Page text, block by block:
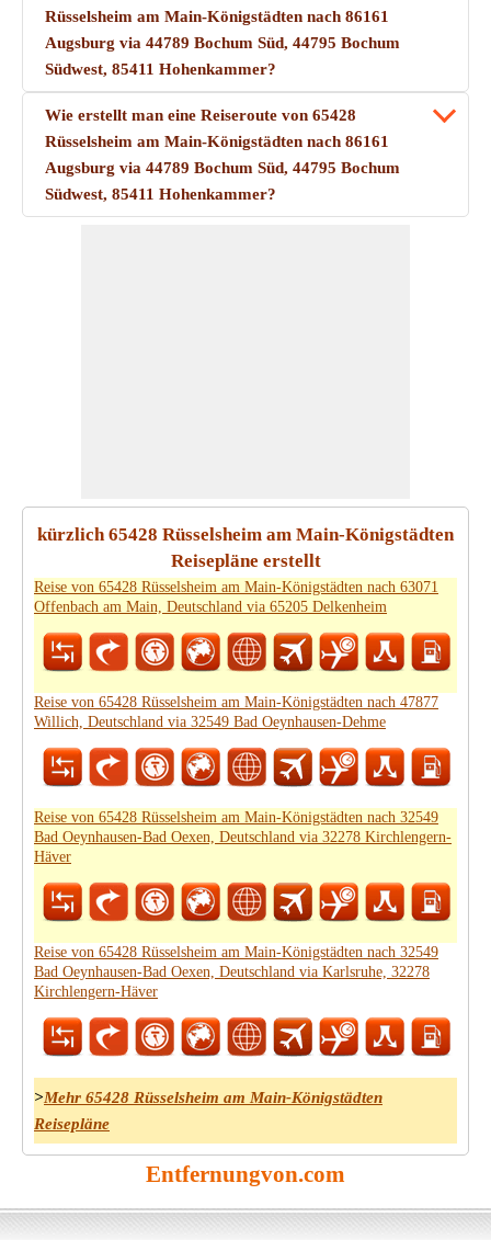
Rüsselsheim am Main-Königstädten nach 86161
Augsburg via 44789 Bochum Süd, 44795 Bochum
Südwest, 85411 Hohenkammer?
Wie erstellt man eine Reiseroute von 65428
Rüsselsheim am Main-Königstädten nach 86161
Augsburg via 44789 Bochum Süd, 44795 Bochum
Südwest, 85411 Hohenkammer?
kürzlich 65428 Rüsselsheim am Main-Königstädten
Reisepläne erstellt
Reise von 65428 Rüsselsheim am Main-Königstädten nach 63071
Offenbach am Main, Deutschland via 65205 Delkenheim
Reise von 65428 Rüsselsheim am Main-Königstädten nach 47877
Willich, Deutschland via 32549 Bad Oeynhausen-Dehme
Reise von 65428 Rüsselsheim am Main-Königstädten nach 32549
Bad Oeynhausen-Bad Oexen, Deutschland via 32278 Kirchlengern-
Häver
Reise von 65428 Rüsselsheim am Main-Königstädten nach 32549
Bad Oeynhausen-Bad Oexen, Deutschland via Karlsruhe, 32278
Kirchlengern-Häver
>Mehr 65428 Rüsselsheim am Main-Königstädten
Reisepläne
Entfernungvon.com